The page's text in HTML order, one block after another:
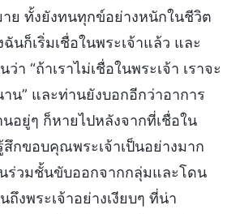
ย ทั้งยังทนทุกข์อย่างหนักในชีวิต
นก็เริ่มเชื่อในพระเจ้าแล้ว และ
“ถ้าเราไม่เชื่อในพระเจ้า เราจะ
น” และท่านยังบอกอีกว่าอาการ
อยู่ๆ ก็หายไปหลังจากที่เชื่อใน
สึกขอบคุณพระเจ้าเป็นอย่างมาก
ร่วมชั้นขับออกจากกลุ่มและโดน
งพระเจ้าอย่างเงียบๆ ที่น่า